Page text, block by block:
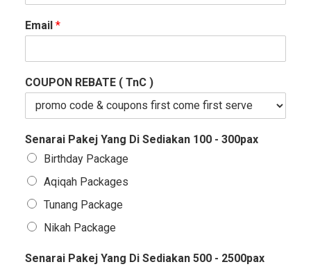
Email *
COUPON REBATE ( TnC )
Senarai Pakej Yang Di Sediakan 100 - 300pax
Birthday Package
Aqiqah Packages
Tunang Package
Nikah Package
Senarai Pakej Yang Di Sediakan 500 - 2500pax